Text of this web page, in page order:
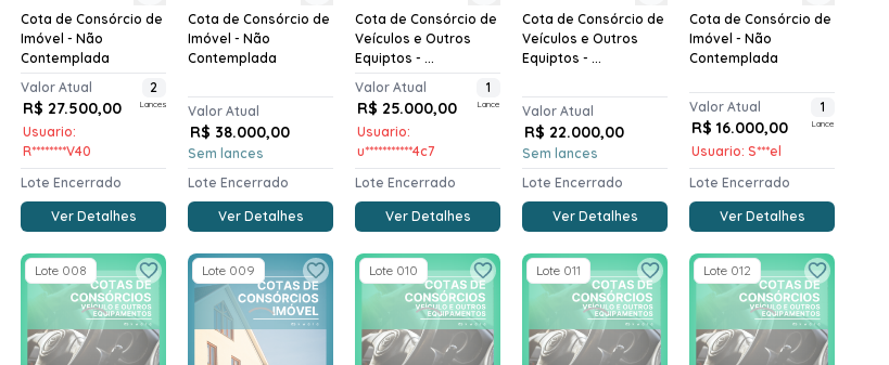
Cota de Consórcio de
Imóvel - Não
Contemplada
Valor Atual
R$ 27.500,00
Usuario:
R********V40
2
Lances
Lote Encerrado
Ver Detalhes
Cota de Consórcio de
Imóvel - Não
Contemplada
Valor Atual
R$ 38.000,00
Sem lances
Lote Encerrado
Ver Detalhes
Cota de Consórcio de
Veículos e Outros
Equiptos - ...
Valor Atual
R$ 25.000,00
Usuario:
u***********4c7
1
Lance
Lote Encerrado
Ver Detalhes
Cota de Consórcio de
Veículos e Outros
Equiptos - ...
Valor Atual
R$ 22.000,00
Sem lances
Lote Encerrado
Ver Detalhes
Cota de Consórcio de
Imóvel - Não
Contemplada
Valor Atual
R$ 16.000,00
Usuario: S***el
1
Lance
Lote Encerrado
Ver Detalhes
Lote 008 Lote 009 Lote 010 Lote 011 Lote 012